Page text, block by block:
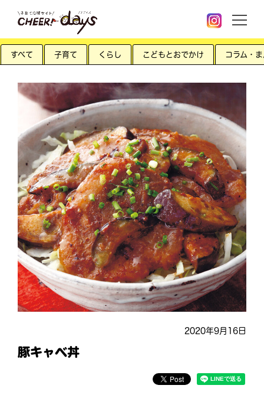
すべて 子育て くらし こどもとおでかけ コラム・
2020年9月16日
豚キャベ丼